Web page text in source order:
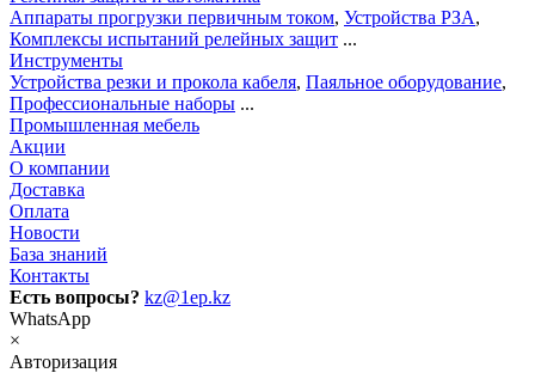
Аппараты прогрузки первичным током, Устройства РЗА,
Комплексы испытаний релейных защит ...
Инструменты
Устройства резки и прокола кабеля, Паяльное оборудование,
Профессиональные наборы ...
Промышленная мебель
Акции
О компании
Доставка
Оплата
Новости
База знаний
Контакты
Есть вопросы? kz@1ep.kz
WhatsApp
×
Авторизация